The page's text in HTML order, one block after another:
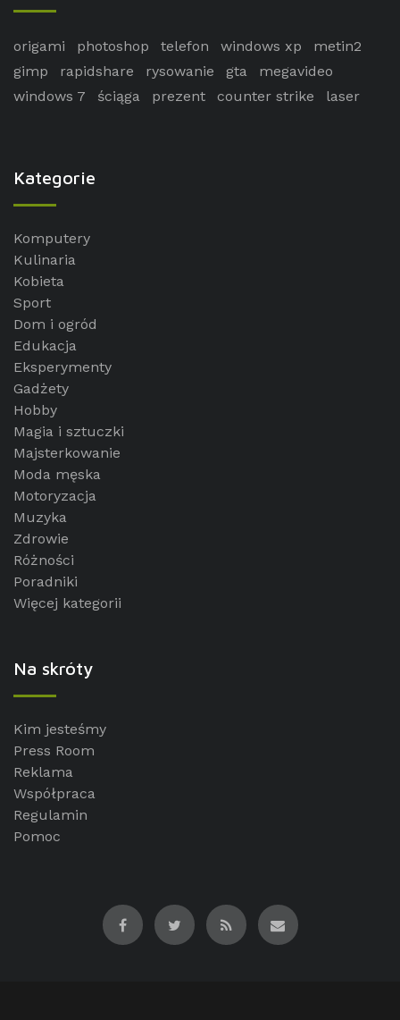
origami photoshop telefon windows xp
metin2
gimp
rapidshare rysowanie gta
megavideo
windows 7
ściąga prezent counter strike laser
Kategorie
Komputery
Kulinaria
Kobieta
Sport
Dom i ogród
Edukacja
Eksperymenty
Gadżety
Hobby
Magia i sztuczki
Majsterkowanie
Moda męska
Motoryzacja
Muzyka
Zdrowie
Różności
Poradniki
Więcej kategorii
Na skróty
Kim jesteśmy
Press Room
Reklama
Współpraca
Regulamin
Pomoc